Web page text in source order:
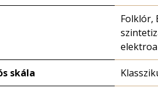
Folklór,
skála